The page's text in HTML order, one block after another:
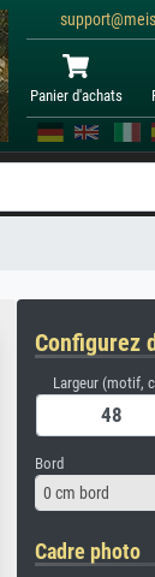
Panier d'achats
Configurez
Largeur (motif,
Bord
0 cm bord
Cadre photo